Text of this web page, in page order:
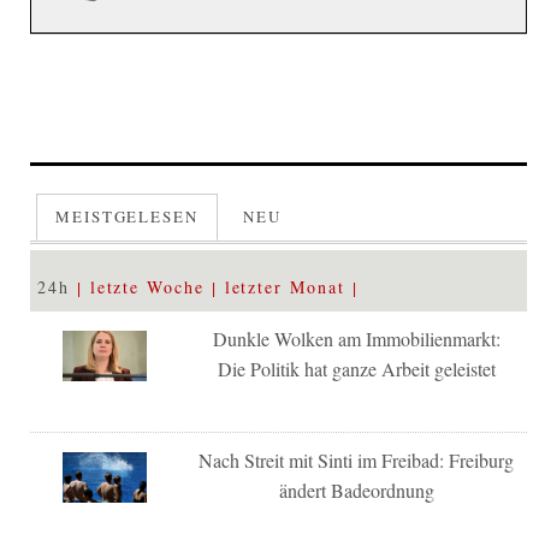
MEISTGELESEN NEU
24h letzte Woche letzter Monat
Dunkle Wolken am Immobilienmarkt:
Die Politik hat ganze Arbeit geleistet
Nach Streit mit Sinti im Freibad: Freiburg
ändert Badeordnung